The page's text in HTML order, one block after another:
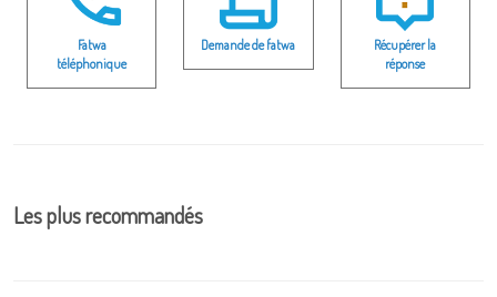
Fatwa
téléphonique
Demande de fatwa
Récupérer la
réponse
Les plus recommandés